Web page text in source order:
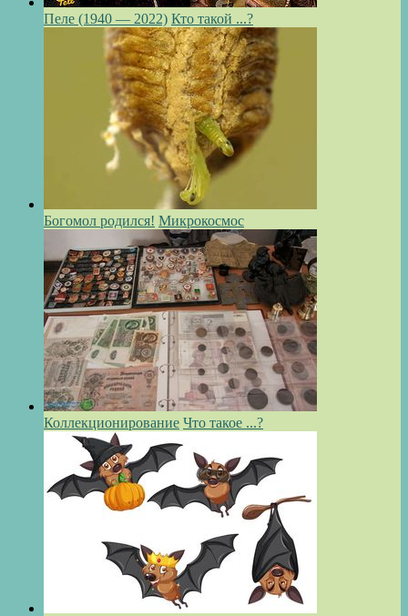
Пеле (1940 — 2022) Кто такой ...?
Богомол родился! Микрокосмос
Коллекционирование Что такое ...?